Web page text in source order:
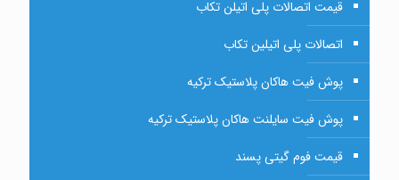
قیمت اتصالات پلی اتیلن تکاب
اتصالات پلی اتیلین تکاب
پوش فیت هاکان پلاستیک ترکیه
پوش فیت سایلنت هاکان پلاستیک ترکیه
قیمت فوم گیتی پسند